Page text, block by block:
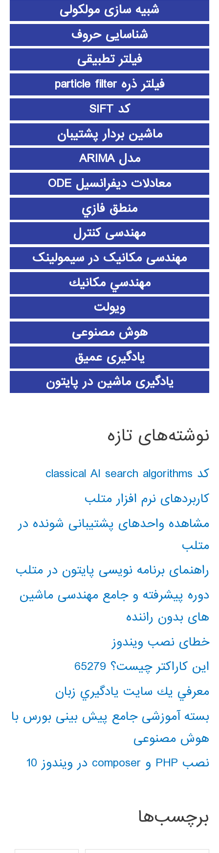
شبیه سازی مولکولی
شناسایی حروف
فیلتر تطبیقی
فیلتر ذره particle filter
کد SIFT
ماشین بردار پشتیبان
مدل ARIMA
معادلات دیفرانسیل ODE
منطق فازي
مهندسی کنترل
مهندسی مکانیک در سیمولینک
مهندسي مكانيك
ویولت
هوش مصنوعی
یادگیری عمیق
یادگیری ماشین در پایتون
نوشته‌های تازه
کد classical AI search algorithms
کاربردهای نرم افزار متلب
مشاهده واحدهای پشتیبانی شونده در
متلب
راهنمای برنامه نویسی پایتون در متلب
دوره پیشرفته و جامع مهندسی ماشین
های بدون راننده
خطای نصب ویندوز
این کاراکتر چیست؟ 65279
معرفي يك سايت يادگيري زبان
بسته آموزشی جامع پیش بینی بورس با
هوش مصنوعی
نصب PHP و composer در ویندوز 10
برچسب‌ها